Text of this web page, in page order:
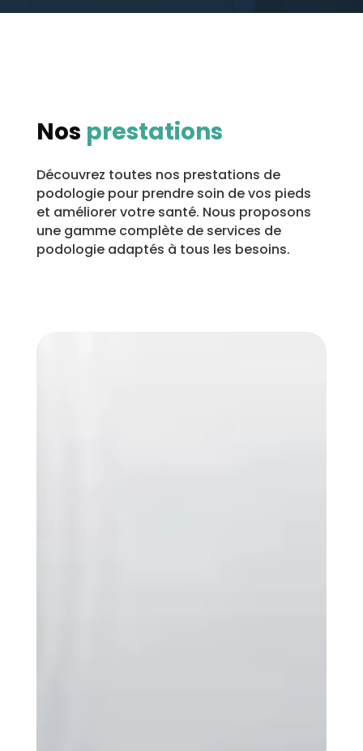
Nos prestations
Découvrez toutes nos prestations de
podologie pour prendre soin de vos pieds
et améliorer votre santé. Nous proposons
une gamme complète de services de
podologie adaptés à tous les besoins.